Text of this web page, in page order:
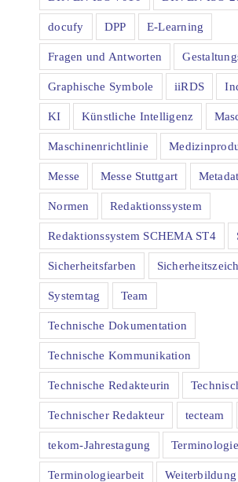
docufy DPP E-Learning
Fragen und Antworten
Graphische Symbole iiRDS
KI Künstliche Intelligenz
Maschinenrichtlinie
Messe Messe Stuttgart
Normen Redaktionssystem
Redaktionssystem SCHEMA ST4
Sicherheitsfarben
Systemtag Team
Technische Dokumentation
Technische Kommunikation
Technische Redakteurin
Technischer Redakteur tecteam
tekom-Jahrestagung Terminologie
Terminologiearbeit Weiterbildung